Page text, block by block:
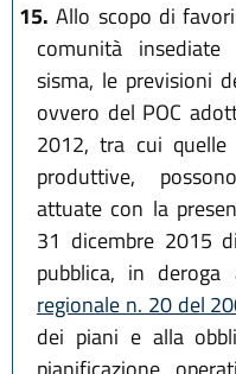
15. Allo scopo di
comunità
sisma, le previsioni
ovvero del POC
2012, tra cui
produttive,
attuate con la
31 dicembre 2015
pubblica, in deroga
regionale n. 20 del
dei piani e alla